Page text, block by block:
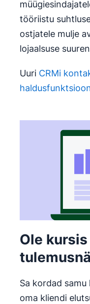
tööriistu
ostjatele mulje
lojaalsuse
Uuri CRMi
Ole
Sa kordad
oma kliendi